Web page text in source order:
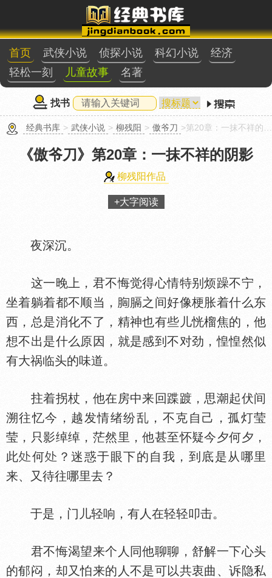
首页 武侠小说 侦探小说 科幻小说
经济
轻松一刻
儿童故事 名著
找书
经典书库 > 武侠小说 > 柳残阳 > 傲爷刀 >第20章：一抹不祥的阴影
《傲爷刀》 第20章：一抹不祥的阴影
柳残阳作品
+大字阅读
夜深沉。
这一晚上，君不悔觉得心情特别烦躁不宁，
坐着躺着都不顺当，
膈之间好像梗胀着什么东
西，总是消化不了，精神也有些儿恍榴焦的，他
想不出是什么原因，就是感到不对劲，惶惶然似
有大祸临头的味道。
拄着拐杖，他在房中来回蹀踱，思
起伏间
溯往忆今，越发情绪纷乱，不克自己，孤灯莹
莹，只影绰绰，茫然里，他甚至怀疑今夕何夕，
此
何
？迷惑于眼下的自我，到底是从哪里
来、又待往哪里去？
于是，门儿轻响，有人在轻轻叩击。
君不悔渴望来个人同他聊聊，舒解一下心头
的郁闷，却又怕来的人不是可以共衷曲、诉隐私